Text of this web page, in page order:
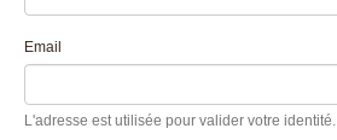
Email
L'adresse est utilisée pour valider votre identité.